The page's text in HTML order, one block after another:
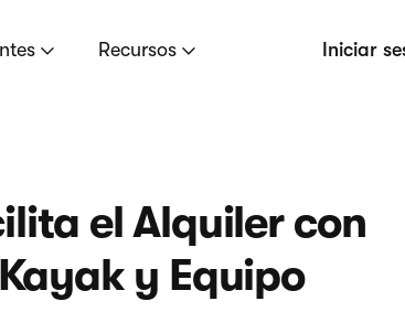
Recursos Iniciar
el Alquiler con
y Equipo